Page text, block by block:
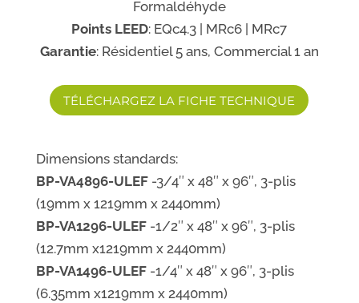
Formaldéhyde
Points LEED: EQc4.3 | MRc6 | MRc7
Garantie: Résidentiel 5 ans, Commercial 1 an
TÉLÉCHARGEZ LA FICHE TECHNIQUE
Dimensions standards:
BP-VA4896-ULEF-3/4″ x 48″ x 96″, 3-plis
(19mm x 1219mm x 2440mm)
BP-VA1296-ULEF-1/2″ x 48″ x 96″, 3-plis
(12.7mm x1219mm x 2440mm)
BP-VA1496-ULEF-1/4″ x 48″ x 96″, 3-plis
(6.35mm x1219mm x 2440mm)